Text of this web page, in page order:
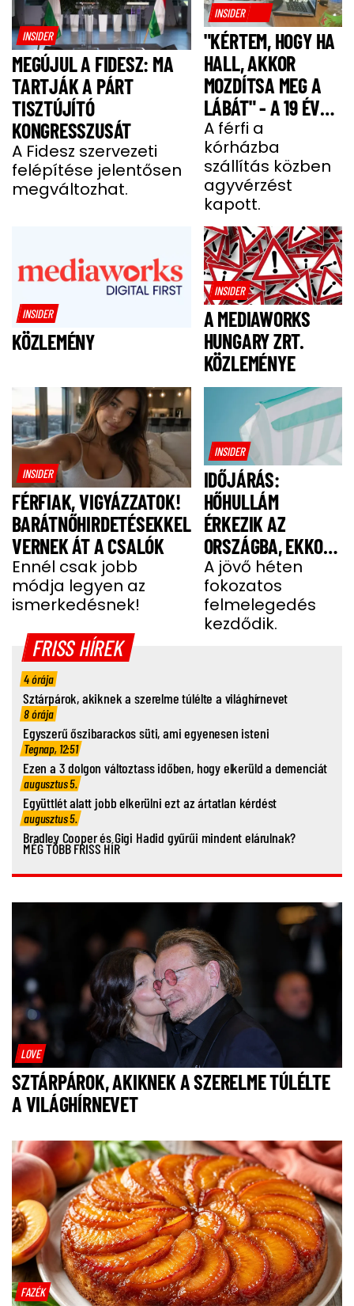
INSIDER
MEGÚJUL A FIDESZ: MA
TARTJÁK A PÁRT
TISZTÚJÍTÓ
KONGRESSZUSÁT
A Fidesz szervezeti
felépítése jelentősen
megváltozhat.
INSIDER
"KÉRTEM, HOGY HA
HALL, AKKOR
MOZDÍTSA MEG A
LÁBÁT" - A 19 ÉVES
BENCE HÓNAPOKIG
KÓMÁBAN FEKÜDT
A BALESETE UTÁN
A férfi a
kórházba
szállítás közben
agyvérzést
kapott.
INSIDER
KÖZLEMÉNY
INSIDER
A MEDIAWORKS
HUNGARY ZRT.
KÖZLEMÉNYE
INSIDER
FÉRFIAK, VIGYÁZZATOK!
BARÁTNŐHIRDETÉSEKKEL
VERNEK ÁT A CSALÓK
Ennél csak jobb
módja legyen az
ismerkedésnek!
INSIDER
IDŐJÁRÁS:
HŐHULLÁM
ÉRKEZIK AZ
ORSZÁGBA, EKKOR
ÉR IDE
A jövő héten
fokozatos
felmelegedés
kezdődik.
FRISS HÍREK
4 órája
Sztárpárok, akiknek a szerelme túlélte a világhírnevet
8 órája
Egyszerű őszibarackos süti, ami egyenesen isteni
Tegnap, 12:51
Ezen a 3 dolgon változtass időben, hogy elkerüld a demenciát
augusztus 5.
Együttlét alatt jobb elkerülni ezt az ártatlan kérdést
augusztus 5.
Bradley Cooper és Gigi Hadid gyűrűi mindent elárulnak?
MÉG TÖBB FRISS HÍR
LOVE
SZTÁRPÁROK, AKIKNEK A SZERELME TÚLÉLTE
A VILÁGHÍRNEVET
FAZÉK